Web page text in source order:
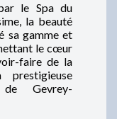
le Spa du
la beauté
sa gamme et
le cœur
faire de la
de Gevrey-